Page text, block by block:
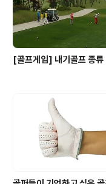
[골프게임] 내기골프 종류